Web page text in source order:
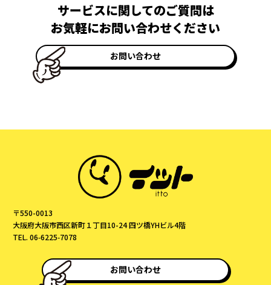
サービスに関してのご質問は
お気軽にお問い合わせください
お問い合わせ
〒550-0013
大阪府大阪市西区新町１丁目10-24 四ツ橋YHビル4階
TEL. 06‑6225‑7078
お問い合わせ
© itto All Rights Reserved.